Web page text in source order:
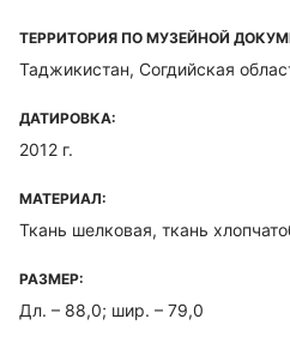
ТЕРРИТОРИЯ ПО МУЗЕЙНОЙ
Таджикистан, Согдийская
ДАТИРОВКА:
2012 г.
МАТЕРИАЛ:
Ткань шелковая, ткань
РАЗМЕР:
Дл. – 88,0; шир. – 79,0